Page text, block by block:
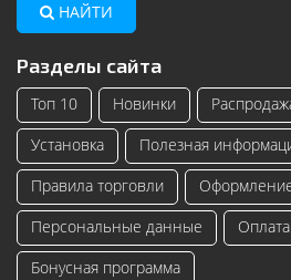
НАЙТИ
Разделы сайта
Топ 10 Новинки
Установка
Полезная
Правила торговли
Оформление
Персональные данные
Бонусная программа